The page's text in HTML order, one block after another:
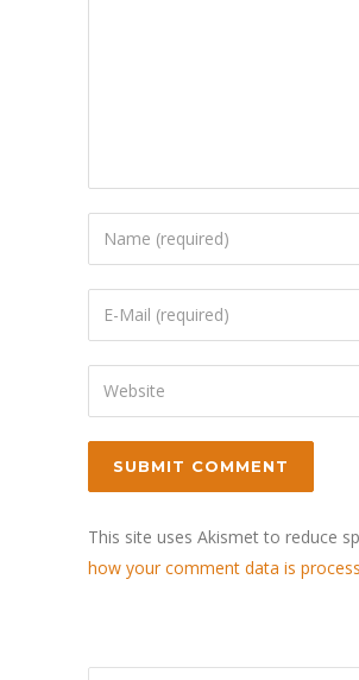
This site uses Akismet to reduce
how your comment data is